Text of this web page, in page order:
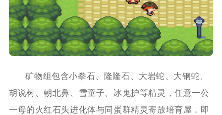
矿物组包含小拳石、隆隆石、大岩蛇、大钢蛇、
胡说树、朝北鼻、雪童子、冰鬼护等精灵，任意一公
一母的火红石头进化体与同蛋群精灵寄放培育屋，即